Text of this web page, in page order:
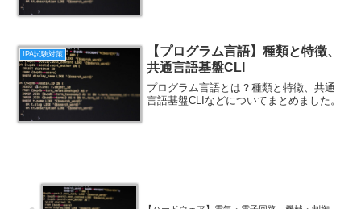
IPA試験対策
【プログラム言語】種類と特徴、
共通言語基盤CLI
プログラム言語とは？種類と特徴、共通
言語基盤CLIなどについてまとめました。